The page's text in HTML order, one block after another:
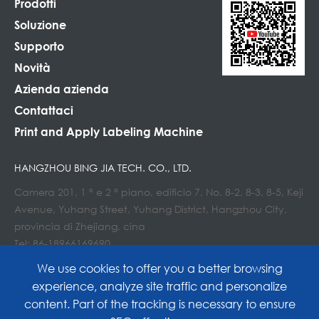
Prodotti
Soluzione
Supporto
Novità
Azienda azienda
Contattaci
Print and Apply Labeling Machine
HANGZHOU BING JIA TECH. CO., LTD.
Camera 201, 1 ° e 2 ° piano, edificio 7, No. 8-2, 8-3, 8-5, Keji
Avenue, Yuhang Street, Yuhang District, Hangzhou City,
provincia di Zhejiang, cina
Tel: 86-18966169690
We use cookies to offer you a better browsing
experience, analyze site traffic and personalize
content. Part of the tracking is necessary to ensure